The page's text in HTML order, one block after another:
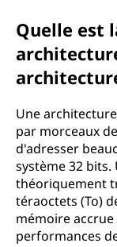
Quelle est
Une
par morceaux
d'adresser
système 32
théoriquement
téraoctets (To)
mémoire
performances